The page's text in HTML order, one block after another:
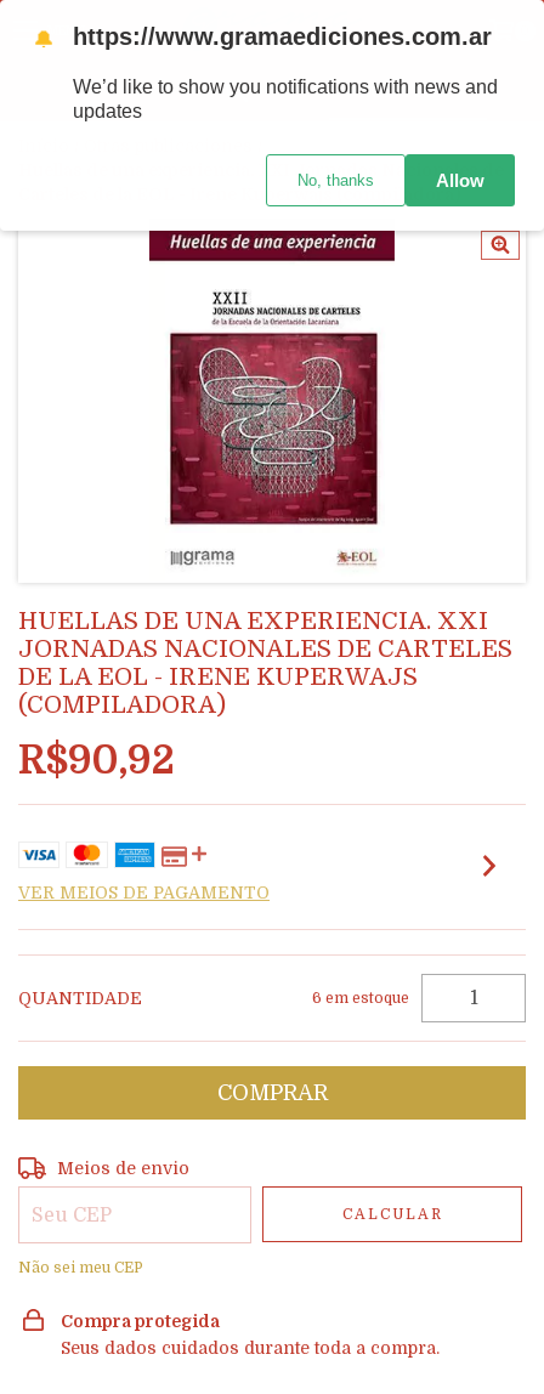
MENU
PRODUTOS
Huellas de una experiencia. XXI Jornadas Nacionales de
Carteles de la EOL - Irene Kuperwajs (compiladora)
HUELLAS DE UNA EXPERIENCIA. XXI
JORNADAS NACIONALES DE CARTELES
DE LA EOL - IRENE KUPERWAJS
(COMPILADORA)
R$90,92
VER MEIOS DE PAGAMENTO
QUANTIDADE 6 em estoque
Entregas para o CEP:
Meios de envio
CALCULAR
Não sei meu CEP
Compra protegida
Seus dados cuidados durante toda a compra.
🔔 https://www.gramaediciones.com.ar
We’d like to show you notifications with news and
updates
No, thanks Allow